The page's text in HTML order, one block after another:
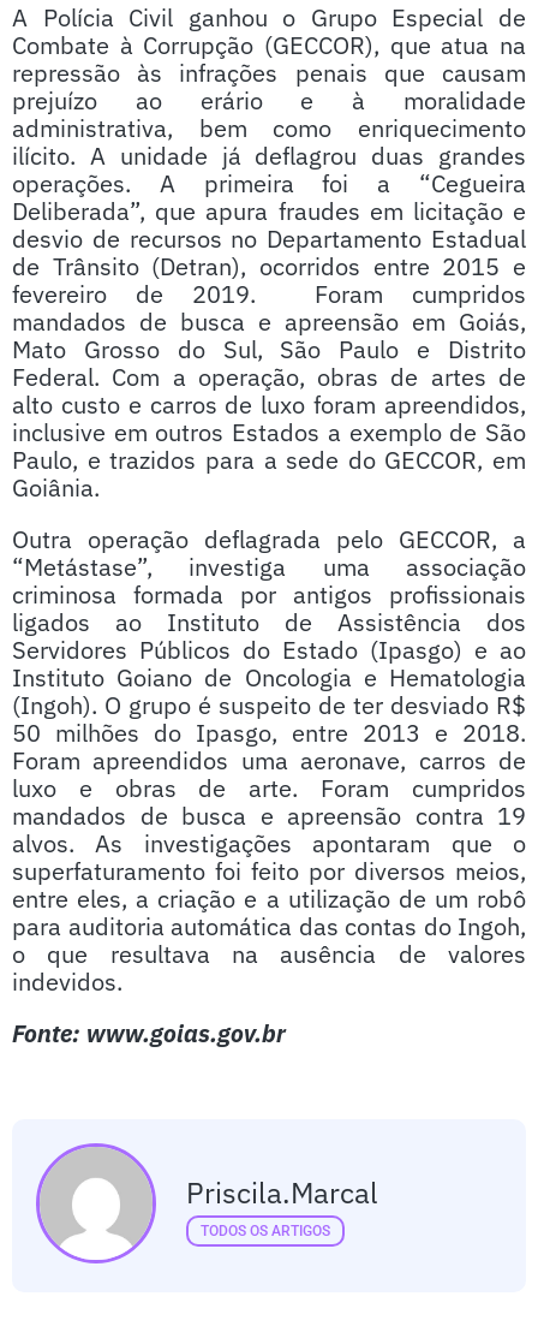
A Polícia Civil ganhou o Grupo Especial de
Combate à Corrupção (GECCOR), que atua na
repressão às infrações penais que causam
prejuízo ao erário e à moralidade
administrativa, bem como enriquecimento
ilícito. A unidade já deflagrou duas grandes
operações. A primeira foi a “Cegueira
Deliberada”, que apura fraudes em licitação e
desvio de recursos no Departamento Estadual
de Trânsito (Detran), ocorridos entre 2015 e
fevereiro de 2019. Foram cumpridos
mandados de busca e apreensão em Goiás,
Mato Grosso do Sul, São Paulo e Distrito
Federal. Com a operação, obras de artes de
alto custo e carros de luxo foram apreendidos,
inclusive em outros Estados a exemplo de São
Paulo, e trazidos para a sede do GECCOR, em
Goiânia.
Outra operação deflagrada pelo GECCOR, a
“Metástase”, investiga uma associação
criminosa formada por antigos profissionais
ligados ao Instituto de Assistência dos
Servidores Públicos do Estado (Ipasgo) e ao
Instituto Goiano de Oncologia e Hematologia
(Ingoh). O grupo é suspeito de ter desviado R$
50 milhões do Ipasgo, entre 2013 e 2018.
Foram apreendidos uma aeronave, carros de
luxo e obras de arte. Foram cumpridos
mandados de busca e apreensão contra 19
alvos. As investigações apontaram que o
superfaturamento foi feito por diversos meios,
entre eles, a criação e a utilização de um robô
para auditoria automática das contas do Ingoh,
o que resultava na ausência de valores
indevidos.
Fonte: www.goias.gov.br
Priscila.marcal
TODOS OS ARTIGOS